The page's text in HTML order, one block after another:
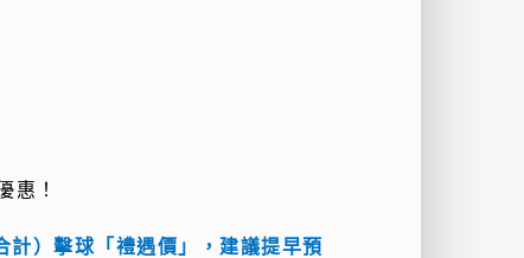
惠！
）擊球「禮遇價」，建議提早預